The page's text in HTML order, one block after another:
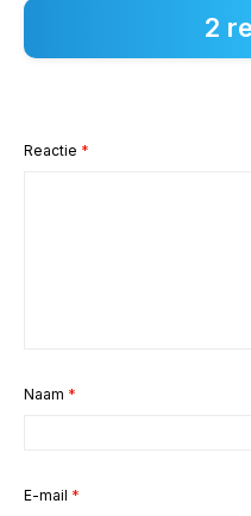
2
Reactie *
Naam *
E-mail *